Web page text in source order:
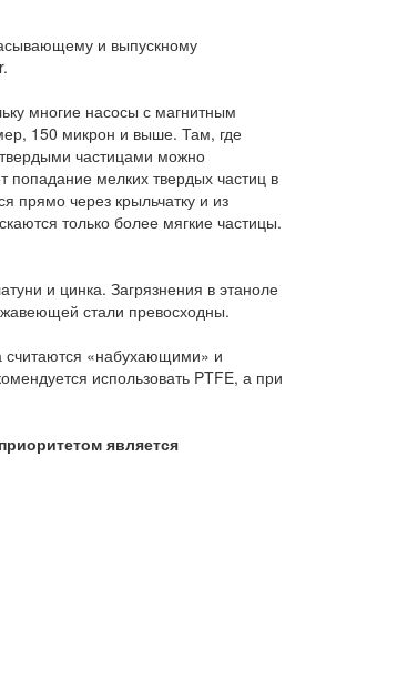
и выпускному
многие насосы с магнитным
150 микрон и выше. Там, где
частицами можно
попадание мелких твердых частиц в
прямо через крыльчатку и из
только более мягкие частицы.
и цинка. Загрязнения в этаноле
стали превосходны.
считаются «набухающими» и
использовать PTFE, а при
является